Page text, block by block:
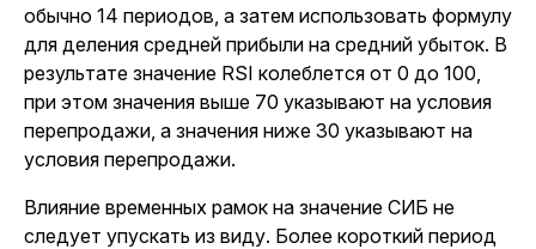
обычно 14 периодов, а затем использовать формулу
для деления средней прибыли на средний убыток. В
результате значение RSI колеблется от 0 до 100,
при этом значения выше 70 указывают на условия
перепродажи, а значения ниже 30 указывают на
условия перепродажи.
Влияние временных рамок на значение СИБ не
следует упускать из виду. Более короткий период